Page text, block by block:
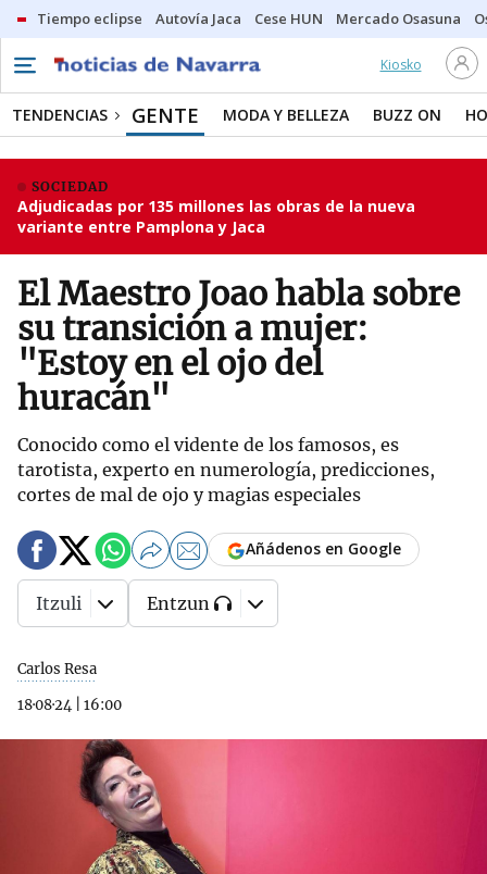
Tiempo eclipse Autovía Jaca Cese HUN Mercado Osasuna
Kiosko
TENDENCIAS GENTE MODA Y BELLEZA BUZZ ON
SOCIEDAD
Adjudicadas por 135 millones las obras de la nueva
variante entre Pamplona y Jaca
El Maestro Joao habla sobre
su transición a mujer:
"Estoy en el ojo del
huracán"
Conocido como el vidente de los famosos, es
tarotista, experto en numerología, predicciones,
cortes de mal de ojo y magias especiales
Carlos Resa
18·08·24
16:00
Añádenos en Google
Itzuli Entzun